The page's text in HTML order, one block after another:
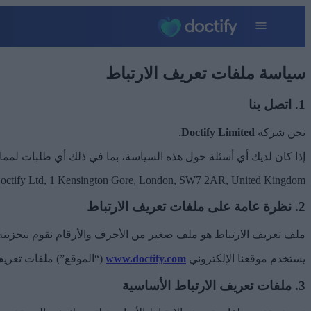
سياسة ملفات تعريف الارتباط
1. اتصل بنا
نحن شركة Doctify Limited
.
إذا كان لديك أي أسئلة حول هذه السياسة، بما في ذلك أي طلبات
Ltd, 1 Kensington Gore, London, SW7 2AR, United Kingdom.
2. نظرة عامة على ملفات تعريف الارتباط
ملف تعريف الارتباط هو ملف صغير من الأحرف والأرقام نقوم
يستخدم موقعنا الإلكتروني www.doctify.com (“الموقع”) ملفات
3. ملفات تعريف الارتباط الأساسية